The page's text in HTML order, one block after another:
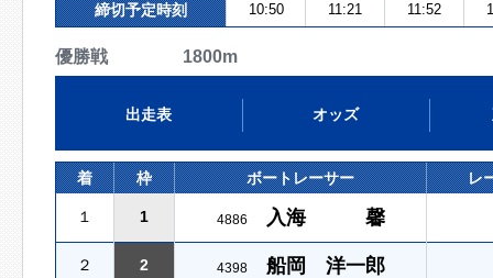
締切予定時刻 10:50 11:21 11:52
優勝戦 1800m
出走表 オッズ
着 枠 ボートレーサー レ
１ 1 4886 入海 馨
２ 2 4398 船岡 洋一郎